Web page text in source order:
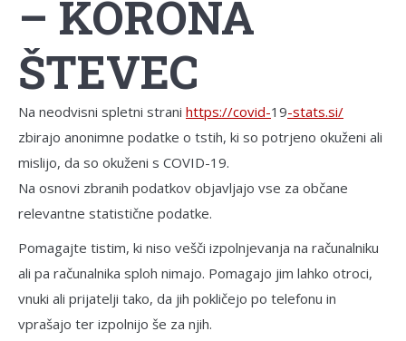
– KORONA
ŠTEVEC
Na neodvisni spletni strani https://covid-19-stats.si/
zbirajo anonimne podatke o tstih, ki so potrjeno okuženi ali
mislijo, da so okuženi s COVID-19.
Na osnovi zbranih podatkov objavljajo vse za občane
relevantne statistične podatke.
Pomagajte tistim, ki niso vešči izpolnjevanja na računalniku
ali pa računalnika sploh nimajo. Pomagajo jim lahko otroci,
vnuki ali prijatelji tako, da jih pokličejo po telefonu in
vprašajo ter izpolnijo še za njih.